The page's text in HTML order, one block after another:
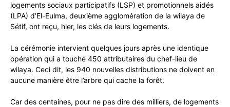
logements sociaux participatifs (LSP) et promotionnels aidés
(LPA) d’El-Eulma, deuxième agglomération de la wilaya de
Sétif, ont reçu, hier, les clés de leurs logements.
La cérémonie intervient quelques jours après une identique
opération qui a touché 450 attributaires du chef-lieu de
wilaya. Ceci dit, les 940 nouvelles distributions ne doivent en
aucune manière être l’arbre qui cache la forêt.
Car des centaines, pour ne pas dire des milliers, de logements